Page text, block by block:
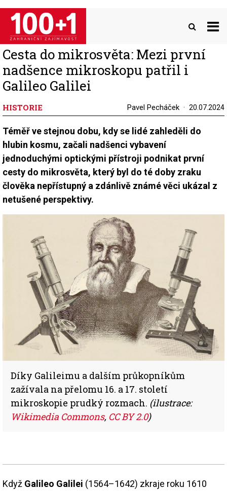
Přejít
hlavnímu
obsahu
Cesta do mikrosvěta: Mezi první
nadšence mikroskopu patřil i
Galileo Galilei
HISTORIE Pavel Pecháček 20.07.2024
Téměř ve stejnou dobu, kdy se lidé zahleděli do
hlubin kosmu, začali nadšenci vybavení
jednoduchými optickými přístroji podnikat první
cesty do mikrosvěta, který byl do té doby zraku
člověka nepřístupný a zdánlivě známé věci ukázal z
netušené perspektivy.
Díky Galileimu a dalším průkopníkům
zažívala na přelomu 16. a 17. století
mikroskopie prudký rozmach. (ilustrace:
Wikimedia Commons, CC BY 2.0)
Když Galileo Galilei (1564–1642) zkraje roku 1610